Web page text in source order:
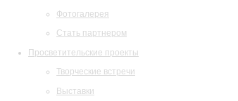
Фотогалерея
Стать партнером
Просветительские проекты
Творческие встречи
Выставки